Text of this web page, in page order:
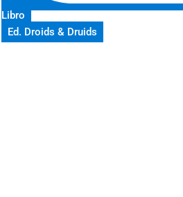
Libro
Ed. Droids & Druids